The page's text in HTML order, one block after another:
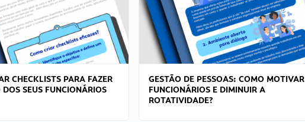
CHECKLISTS PARA FAZER
SEUS FUNCIONÁRIOS
GESTÃO DE PESSOAS: COMO MOTIVAR
FUNCIONÁRIOS E DIMINUIR A
ROTATIVIDADE?